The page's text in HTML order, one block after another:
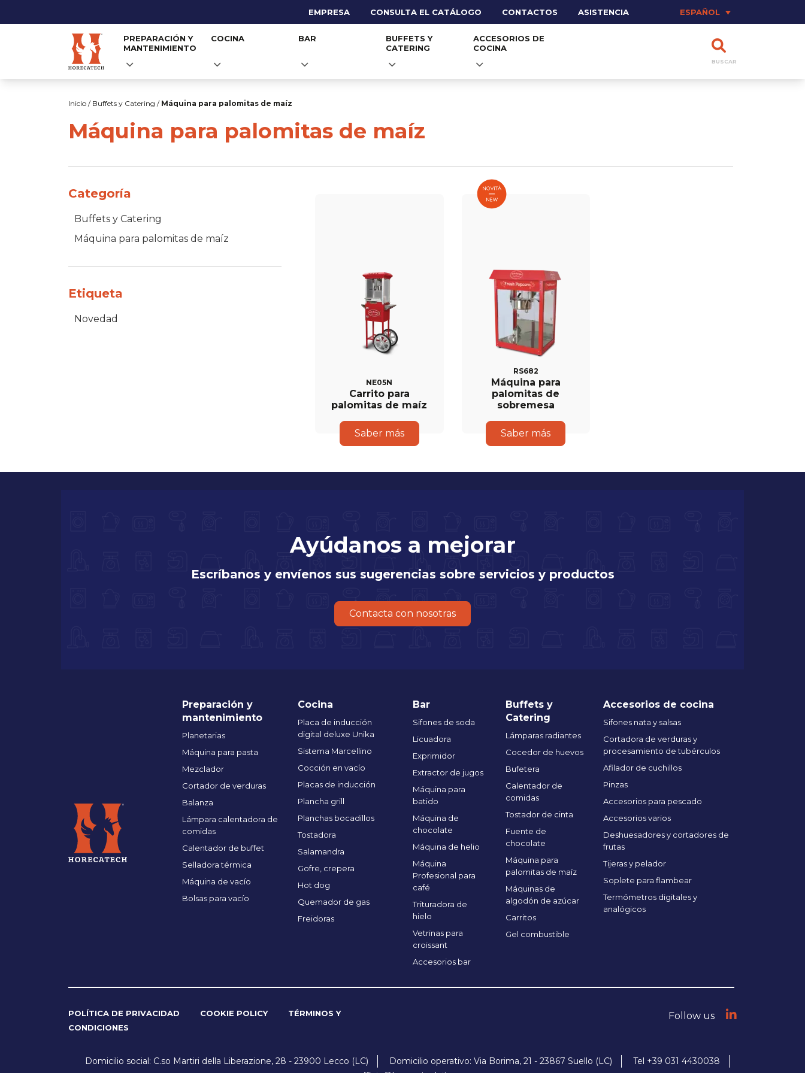
EMPRESA CONSULTA EL CATÁLOGO CONTACTOS ASISTENCIA ESPAÑOL
PREPARACIÓN Y
MANTENIMIENTO
COCINA BAR
BUFFETS Y
CATERING
ACCESORIOS DE
COCINA
BUSCAR
Inicio / Buffets y Catering / Máquina para palomitas de maíz
Máquina para palomitas de maíz
Categoría
Buffets y Catering
Máquina para palomitas de maíz
Etiqueta
Novedad
NE05N
Carrito para
palomitas de maíz
Saber más
RS682
Máquina para
palomitas de
sobremesa
Saber más
Ayúdanos a mejorar
Escríbanos y envíenos sus sugerencias sobre servicios y productos
Contacta con nosotras
Preparación y
mantenimiento
Planetarias
Máquina para pasta
Mezclador
Cortador de verduras
Balanza
Lámpara calentadora de
comidas
Calentador de buffet
Selladora térmica
Máquina de vacío
Bolsas para vacío
Cocina
Placa de inducción
digital deluxe Unika
Sistema Marcellino
Cocción en vacío
Placas de inducción
Plancha grill
Planchas bocadillos
Tostadora
Salamandra
Gofre, crepera
Hot dog
Quemador de gas
Freidoras
Bar
Sifones de soda
Licuadora
Exprimidor
Extractor de jugos
Máquina para
batido
Máquina de
chocolate
Máquina de helio
Máquina
Profesional para
café
Trituradora de
hielo
Vetrinas para
croissant
Accesorios bar
Buffets y
Catering
Lámparas radiantes
Cocedor de huevos
Bufetera
Calentador de
comidas
Tostador de cinta
Fuente de
chocolate
Máquina para
palomitas de maíz
Máquinas de
algodón de azúcar
Carritos
Gel combustible
Accesorios de cocina
Sifones nata y salsas
Cortadora de verduras y
procesamiento de tubérculos
Afilador de cuchillos
Pinzas
Accesorios para pescado
Accesorios varios
Deshuesadores y cortadores de
frutas
Tijeras y pelador
Soplete para flambear
Termómetros digitales y
analógicos
POLÍTICA DE PRIVACIDAD COOKIE POLICY
TÉRMINOS Y
CONDICIONES
Follow us
Domicilio social: C.so Martiri della Liberazione, 28 - 23900 Lecco (LC) Domicilio operativo: Via Borima, 21 - 23867 Suello (LC)
Tel +39 031 4430038